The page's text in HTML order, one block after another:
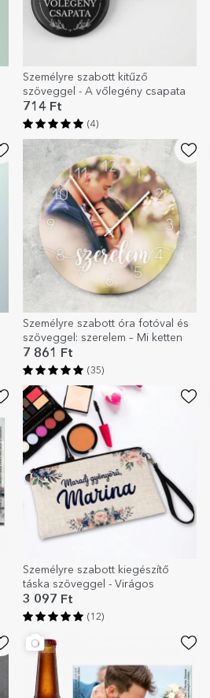
Személyre szabott kitűző
szöveggel - A vőlegény csapata
714 Ft
(4)
Személyre szabott óra fotóval és
szöveggel: szerelem – Mi ketten
7 861 Ft
(35)
Személyre szabott kiegészítő
táska szöveggel - Virágos
3 097 Ft
(12)